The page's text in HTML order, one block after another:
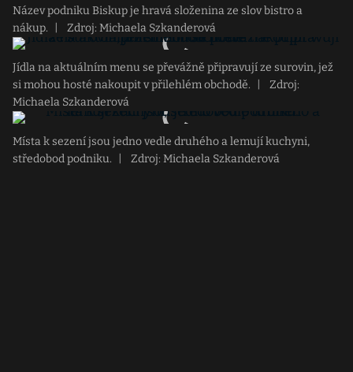
Název podniku Biskup je hravá složenina ze slov bistro a
nákup.
Zdroj: Michaela Szkanderová
Jídla na aktuálním menu se převážně připravují ze surovin, jež
si mohou hosté nakoupit v přilehlém obchodě.
Zdroj:
Michaela Szkanderová
Místa k sezení jsou jedno vedle druhého a lemují kuchyni,
středobod podniku.
Zdroj: Michaela Szkanderová